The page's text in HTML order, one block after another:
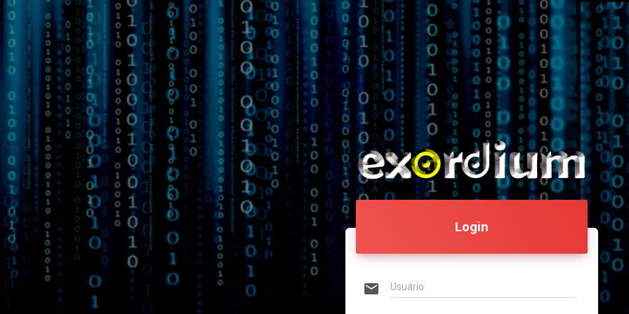
Login
email Usuário